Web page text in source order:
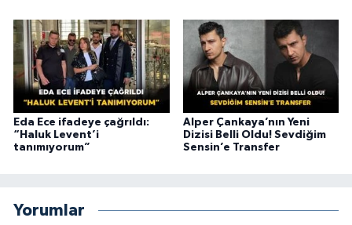
Eda Ece ifadeye çağrıldı:
“Haluk Levent’i
tanımıyorum”
Alper Çankaya’nın Yeni
Dizisi Belli Oldu! Sevdiğim
Sensin’e Transfer
Yorumlar